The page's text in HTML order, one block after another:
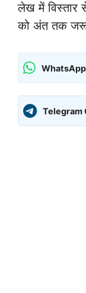
लेख में विस्तार
को अंत तक
Telegram